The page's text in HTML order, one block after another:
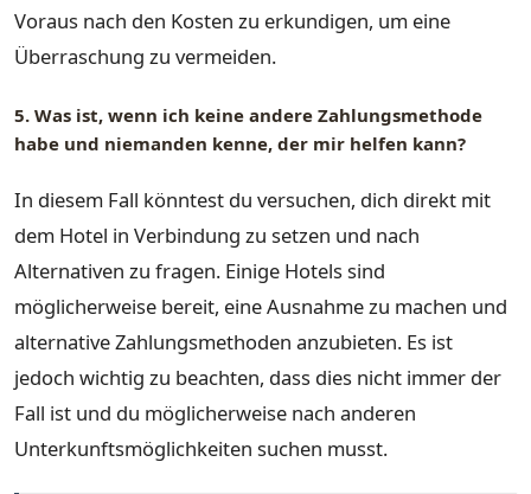
Voraus nach den Kosten zu erkundigen, um eine
Überraschung zu vermeiden.
5. Was ist, wenn ich keine andere Zahlungsmethode
habe und niemanden kenne, der mir helfen kann?
In diesem Fall könntest du versuchen, dich direkt mit
dem Hotel in Verbindung zu setzen und nach
Alternativen zu fragen. Einige Hotels sind
möglicherweise bereit, eine Ausnahme zu machen und
alternative Zahlungsmethoden anzubieten. Es ist
jedoch wichtig zu beachten, dass dies nicht immer der
Fall ist und du möglicherweise nach anderen
Unterkunftsmöglichkeiten suchen musst.